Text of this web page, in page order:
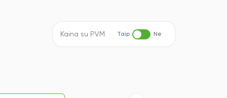
Kaina su PVM Taip Ne